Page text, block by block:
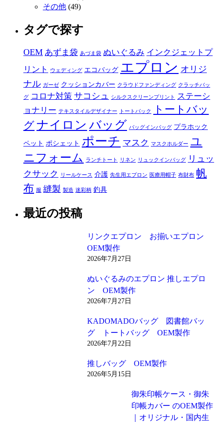
その他 (49)
タグで探す
OEM あずま袋 あづま袋 ぬいぐるみ インクジェットプ
リント
ウェディング エコバッグ エプロン オリジ
ナル ガーゼ クッションカバー クラウドファンディング クラッチバッ
グ コロナ対策 サコシュ シルクスクリーンプリント
ステーシ
ョナリー テキスタイルデザイナー トートバック
トートバッ
グナイロン バッグ バッグインバッグ プラホック
ペット ポシェット ポーチ マスク マスクホルダー ユ
ニフォーム
ランチトート リネン リュックインバッグ
リュッ
クサック
リールケース 介護 先生用エプロン 医療用帽子 布財布 帆
布 服 縫製 製造 迷彩柄 釣具
最近の投稿
リンクエプロン お揃いエプロン
OEM製作
2026年7月27日
ぬいぐるみのエプロン 推しエプロ
ン OEM製作
2026年7月27日
KADOMADOバッグ 図書館バッ
グ トートバッグ OEM製作
2026年7月22日
推しバッグ OEM製作
2026年5月15日
御朱印帳ケース・御朱
印帳カバー のOEM製作
｜オリジナル・国内生